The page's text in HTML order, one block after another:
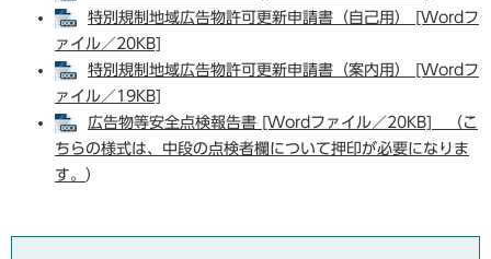
特別規制地域広告物許可更新申請書（自己用） [Wordフ
ァイル／20KB]
特別規制地域広告物許可更新申請書（案内用） [Wordフ
ァイル／19KB]
広告物等安全点検報告書 [Wordファイル／20KB] （こ
ちらの様式は、中段の点検者欄について押印が必要になりま
す。 ）